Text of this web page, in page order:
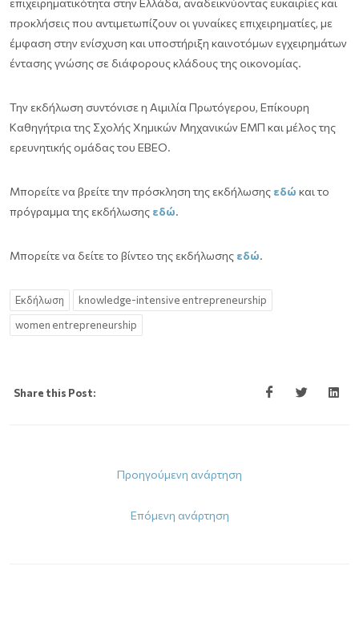
επιχειρηματικότητα στην Ελλάδα, αναδεικνύοντας ευκαιρίες και
προκλήσεις που αντιμετωπίζουν οι γυναίκες επιχειρηματίες, με
έμφαση στην ενίσχυση και υποστήριξη καινοτόμων εγχειρημάτων
έντασης γνώσης σε διάφορους κλάδους της οικονομίας.
Την εκδήλωση συντόνισε η Αιμιλία Πρωτόγερου, Επίκουρη
Καθηγήτρια της Σχολής Χημικών Μηχανικών ΕΜΠ και μέλος της
ερευνητικής ομάδας του ΕΒΕΟ.
Μπορείτε να βρείτε την πρόσκληση της εκδήλωσης εδώ και το
πρόγραμμα της εκδήλωσης εδώ.
Μπορείτε να δείτε το βίντεο της εκδήλωσης εδώ.
Εκδήλωση
knowledge-intensive entrepreneurship
women entrepreneurship
Share this Post:
Προηγούμενη ανάρτηση
Επόμενη ανάρτηση